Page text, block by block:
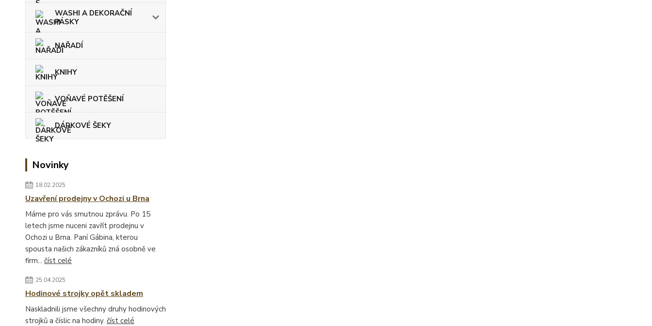
WASHI A DEKORAČNÍ
PÁSKY
NAŘADÍ
KNIHY
VOŇAVÉ POTĚŠENÍ
DÁRKOVÉ ŠEKY
Novinky
18.02.2025
Uzavření prodejny v Ochozi u Brna
Máme pro vás smutnou zprávu. Po 15
letech jsme nuceni zavřít prodejnu v
Ochozi u Brna. Paní Gábina, kterou
spousta našich zákazníků zná osobně ve
firm... číst celé
25.04.2025
Hodinové strojky opět skladem
Naskladnili jsme všechny druhy hodinových
strojků a číslic na hodiny. číst celé